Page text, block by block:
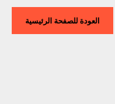
العودة للصفحة الرئيسية